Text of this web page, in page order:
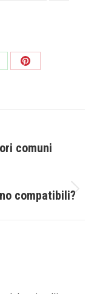
Share
comuni
compatibili?